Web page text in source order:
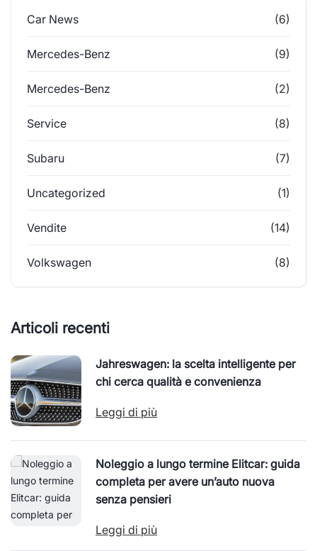
Car News (6)
Mercedes-Benz (9)
Mercedes-Benz (2)
Service (8)
Subaru (7)
Uncategorized (1)
Vendite (14)
Volkswagen (8)
Articoli recenti
Jahreswagen: la scelta intelligente per
chi cerca qualità e convenienza
Leggi di più
Noleggio a lungo termine Elitcar: guida
completa per avere un’auto nuova
senza pensieri
Leggi di più